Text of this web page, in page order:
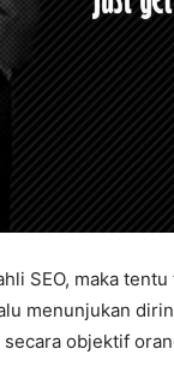
SEO, maka
menunjukan
objektif